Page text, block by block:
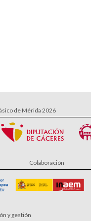
de Mérida 2026
Colaboración
y gestión